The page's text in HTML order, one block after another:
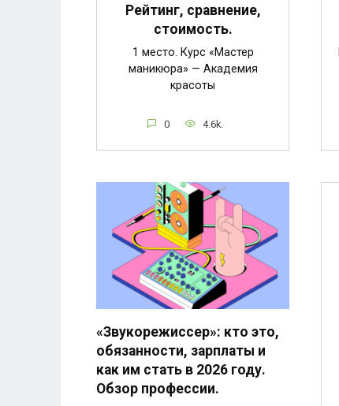
Рейтинг, сравнение,
стоимость.
1 место. Курс «Мастер
маникюра» — Академия
красоты
0 4.6k.
«Звукорежиссер»: кто это,
обязанности, зарплаты и
как им стать в 2026 году.
Обзор профессии.